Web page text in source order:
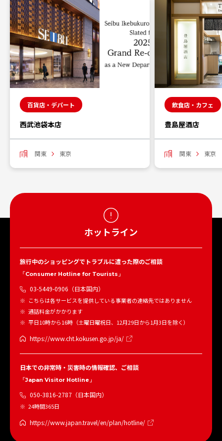
百貨店・デパート
西武池袋本店
関東 東京
飲食店・カフェ
豊島屋酒店
関東 東京
ホットライン
旅行中のショッピングでトラブルに遭った際のご相談
「Consumer Hotline for Tourists」
03-5449-0906（日本国内）
こちらは各サービスを提供している事業者の連絡先ではありません
通話料金がかかります
平日10時から16時（土曜日曜祝日、12月29日から1月3日を除く）
https://www.cht.kokusen.go.jp/ja/
日本での非常時・災害時の情報確認、ご相談
「Japan Visitor Hotline」
050-3816-2787（日本国内）
24時間365日
https://www.japan.travel/en/plan/hotline/